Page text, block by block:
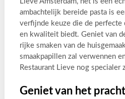
ambachtelijk bereide pasta is
verfijnde keuze die de perfecte
en kwaliteit biedt. Geniet van
rijke smaken van de
smaakpapillen zal verwennen
Restaurant Lieve nog specialer
Geniet van het